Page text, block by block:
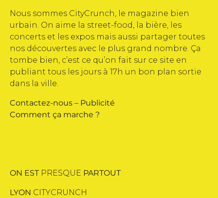
Nous sommes CityCrunch, le magazine bien
urbain. On aime la street-food, la bière, les
concerts et les expos mais aussi partager toutes
nos découvertes avec le plus grand nombre. Ça
tombe bien, c’est ce qu’on fait sur ce site en
publiant tous les jours à 17h un bon plan sortie
dans la ville.
Contactez-nous – Publicité
Comment ça marche ?
ON EST PRESQUE PARTOUT
LYON CITYCRUNCH